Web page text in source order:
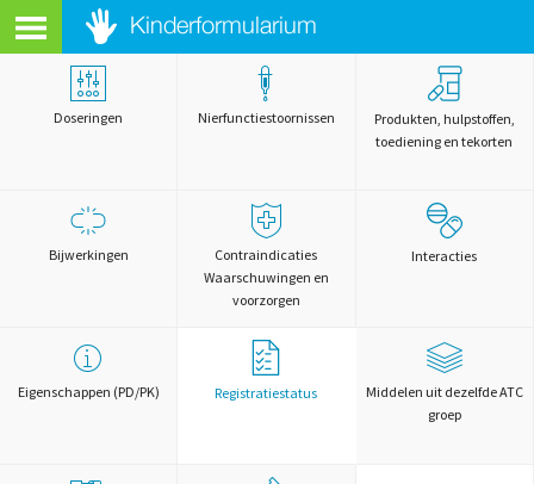
Doseringen Nierfunctiestoornissen
Produkten, hulpstoffen,
toediening en tekorten
Bijwerkingen
Contraindicaties
Waarschuwingen en
voorzorgen
Interacties
Eigenschappen (PD/PK) Registratiestatus
Middelen uit dezelfde ATC
groep